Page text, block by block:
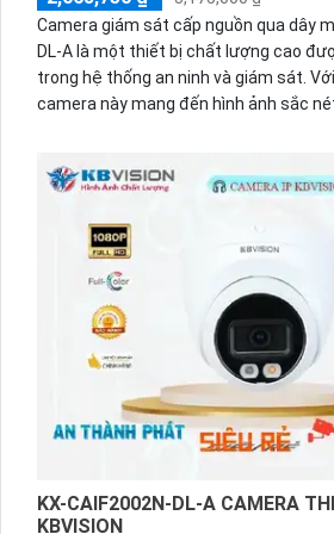
nghiệp với chất lượng hình ảnh rõ nét
động tốt trong cả ngày và đêm.
Camera giám sát cấp nguồn qua dây
DL-A là một thiết bị chất lượng cao
trong hệ thống an ninh và giám sát. Với
camera này mang đến hình ảnh sắc
thời gian và công sức khi cài đặt.Trang
trong điều kiện ánh sáng khó khăn.
chống được va đập và thời tiết xấu.
nguồn qua dây mạngKX-CAiF2001N-
tuyệt vời cho hệ thống giám sát an
KX-CAIF2002N-DL-A CAMERA
KBVISION